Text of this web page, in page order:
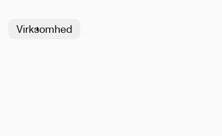
Virksomhed